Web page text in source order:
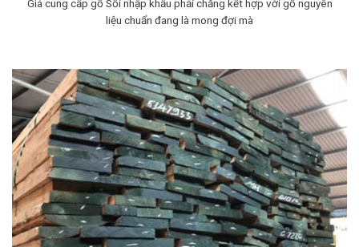
Giá cung cấp gỗ Sồi nhập khẩu phải chăng kết hợp với gỗ nguyên
liệu chuẩn đang là mong đợi mà